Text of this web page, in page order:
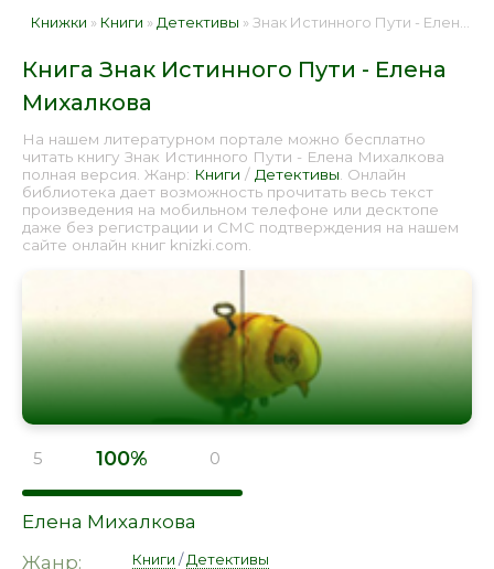
Книжки » Книги » Детективы » Знак Истинного Пути - Елена Михалкова 📕 - Книга онлайн бесплатно
Книга Знак Истинного Пути - Елена
Михалкова
На нашем литературном портале можно бесплатно
читать книгу Знак Истинного Пути - Елена Михалкова
полная версия. Жанр: Книги / Детективы . Онлайн
библиотека дает возможность прочитать весь текст
произведения на мобильном телефоне или десктопе
даже без регистрации и СМС подтверждения на нашем
сайте онлайн книг knizki.com.
5 100% 0
Елена Михалкова
Жанр:
Книги /Детективы